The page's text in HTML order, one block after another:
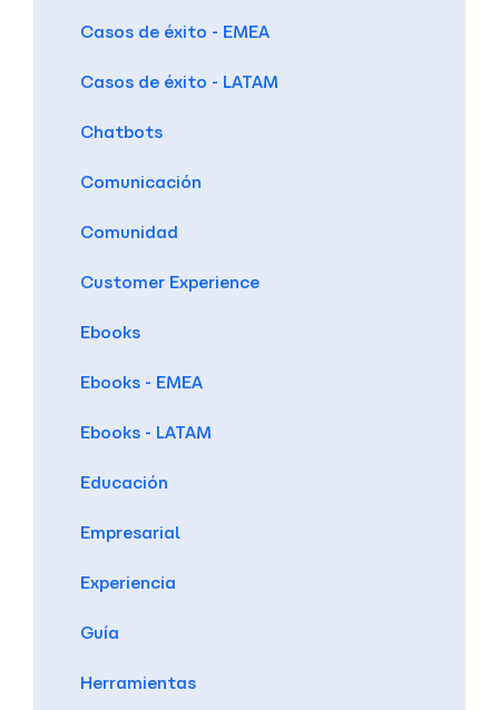
Casos de éxito - EMEA
Casos de éxito - LATAM
Chatbots
Comunicación
Comunidad
Customer Experience
Ebooks
Ebooks - EMEA
Ebooks - LATAM
Educación
Empresarial
Experiencia
Guía
Herramientas